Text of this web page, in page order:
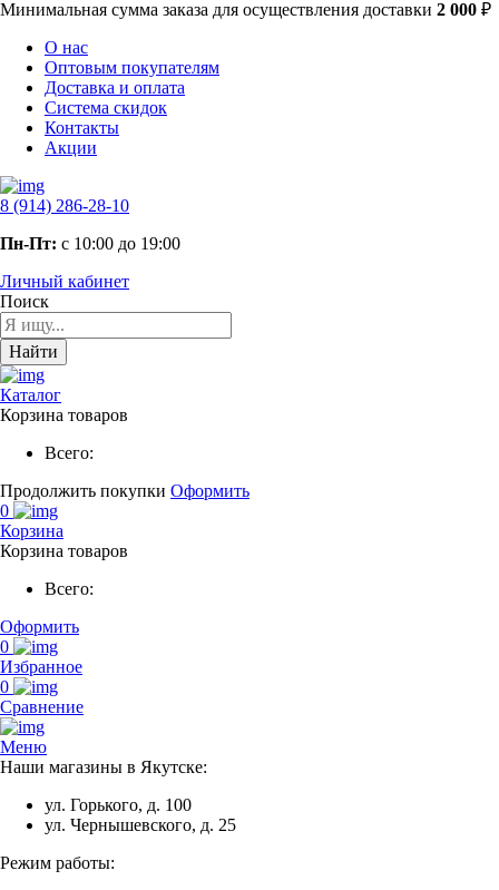
Минимальная сумма заказа для осуществления доставки 2 000 ₽
О нас
Оптовым покупателям
Доставка и оплата
Система скидок
Контакты
Акции
8 (914) 286-28-10
Пн-Пт: с 10:00 до 19:00
Личный кабинет
Поиск
Найти
Каталог
Корзина товаров
Всего:
Продолжить покупки Оформить
0
Корзина
Корзина товаров
Всего:
Оформить
0
Избранное
0
Сравнение
Меню
Наши магазины в Якутске:
ул. Горького, д. 100
ул. Чернышевского, д. 25
Режим работы: